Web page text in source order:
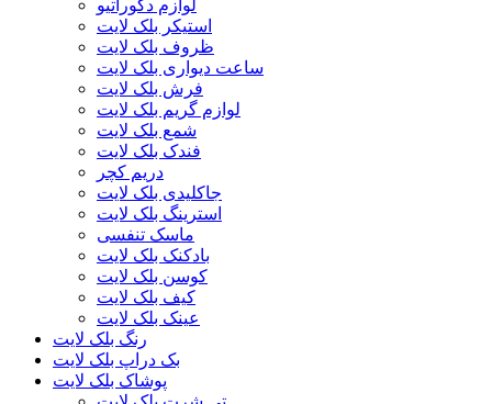
لوازم دکوراتیو
استیکر بلک لایت
ظروف بلک لایت
ساعت دیواری بلک لایت
فرش بلک لایت
لوازم گریم بلک لایت
شمع بلک لایت
فندک بلک لایت
دریم کچر
جاکلیدی بلک لایت
استرینگ بلک لایت
ماسک تنفسی
بادکنک بلک لایت
کوسن بلک لایت
کیف بلک لایت
عینک بلک لایت
رنگ بلک لایت
بک دراپ بلک لایت
پوشاک بلک لایت